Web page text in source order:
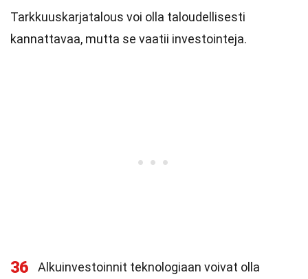
Tarkkuuskarjatalous voi olla taloudellisesti
kannattavaa, mutta se vaatii investointeja.
36
Alkuinvestoinnit teknologiaan voivat olla